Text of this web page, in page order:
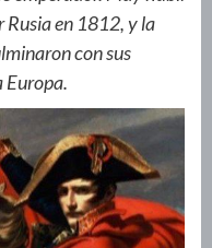
Rusia en 1812, y la
con sus
Europa.